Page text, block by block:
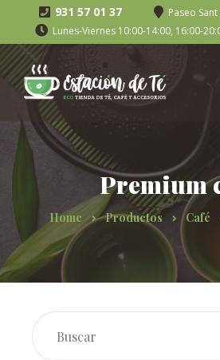
931 57 01 37
Paseo
Lunes-Viernes 10:00-14:00, 16:00-
Premium
Home Productos Café